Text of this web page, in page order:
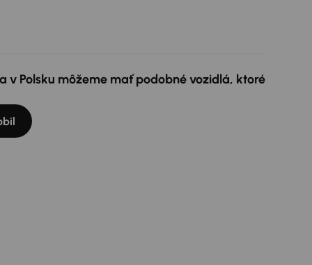
v Polsku môžeme mať podobné vozidlá, ktoré